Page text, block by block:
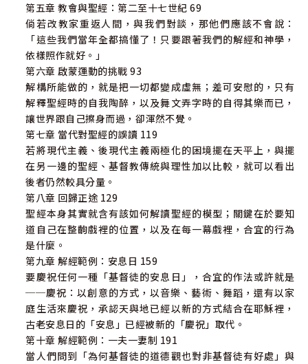
第五章 教會與聖經：第二至十七世紀 69
倘若改教家重返人間，與我們對談，那他們應該不會說：
「這些我們當年全都搞懂了！只要跟著我們的解經和神學，
依樣照作就好。」
第六章 啟蒙運動的挑戰 93
解構所能做的，就是把一切都變成虛無；差可安慰的，只有
解釋聖經時的自我陶醉，以及舞文弄字時的自得其樂而已，
讓世界跟自己擦身而過，卻渾然不覺。
第七章 當代對聖經的誤讀 119
若將現代主義、後現代主義兩極化的困境擺在天平上，與擺
在另一邊的聖經、基督教傳統與理性加以比較，就可以看出
後者仍然較具分量。
第八章 回歸正途 129
聖經本身其實就含有該如何解讀聖經的模型；關鍵在於要知
道自己在整齣戲裡的位置，以及在每一幕戲裡，合宜的行為
是什麼。
第九章 解經範例：安息日 159
要慶祝任何一種「基督徒的安息日」，合宜的作法或許就是
──慶祝：以創意的方式，以音樂、藝術、舞蹈，還有以家
庭生活來慶祝，承認天與地已經以新的方式結合在耶穌裡，
古老安息日的「安息」已經被新的「慶祝」取代。
第十章 解經範例：一夫一妻制 191
當人們問到「為何基督徒的道德觀也對非基督徒有好處」與